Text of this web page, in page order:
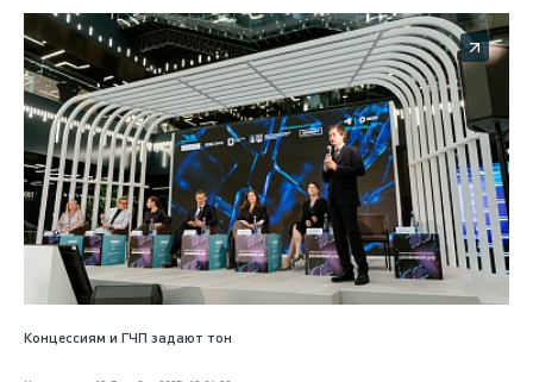
Концессиям и ГЧП задают тон